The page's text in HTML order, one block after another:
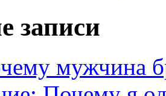
записи
мужчина